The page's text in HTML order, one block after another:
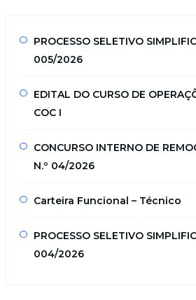
PROCESSO SELETIVO
005/2026
EDITAL DO CURSO DE
COC I
CONCURSO INTERNO DE
N.º 04/2026
Carteira Funcional – Técnico
PROCESSO SELETIVO
004/2026